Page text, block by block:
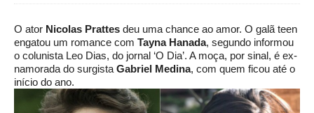
Amazônia
O ator Nicolas Prattes deu uma chance ao amor. O galã teen
engatou um romance com Tayna Hanada, segundo informou
o colunista Leo Dias, do jornal ‘O Dia’. A moça, por sinal, é ex-
namorada do surgista Gabriel Medina, com quem ficou até o
início do ano.